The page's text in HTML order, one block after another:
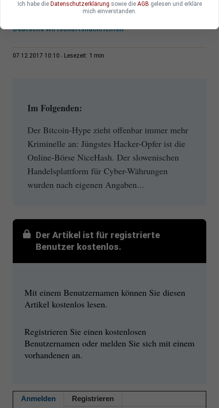
Deutsche Wirtschaftsnachrichten
07.12.2017 10:10 Lesezeit: 1 min
Im Folgenden:
Der Bitcoin-Hype zieht offenbar immer mehr
Kriminelle an: Jüngstes Hacker-Opfer ist die
Online-Börse NiceHash. Der slowenischen
Handelsplattform für Cyber-Währungen
wurden nach eigenen Angaben...
Der Artikel ist für registrierte
Benutzer kostenlos.
Mit einem Benutzernamen können Sie diesen
Artikel kostenlos lesen.
Registrieren Sie einen kostenlosen
Benutzernamen oder melden Sie sich mit einem
vorhandenen an.
Anmelden Registrieren
Ich habe die Datenschutzerklärung sowie die AGB gelesen und erkläre
mich einverstanden.